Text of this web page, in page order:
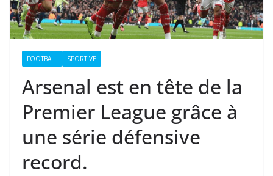
FOOTBALL SPORTIVE
Arsenal est en tête de la
Premier League grâce à
une série défensive
record.